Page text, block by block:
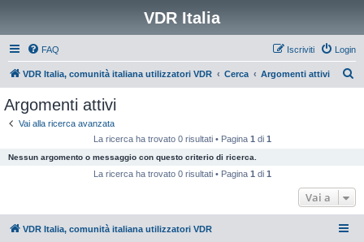
VDR Italia
FAQ Login
Iscriviti
VDR Italia, comunità italiana utilizzatori VDR Cerca Argomenti attivi
Argomenti attivi
Vai alla ricerca avanzata
La ricerca ha trovato 0 risultati • Pagina 1 di 1
Nessun argomento o messaggio con questo criterio di ricerca.
La ricerca ha trovato 0 risultati • Pagina 1 di 1
Vai a
VDR Italia, comunità italiana utilizzatori VDR